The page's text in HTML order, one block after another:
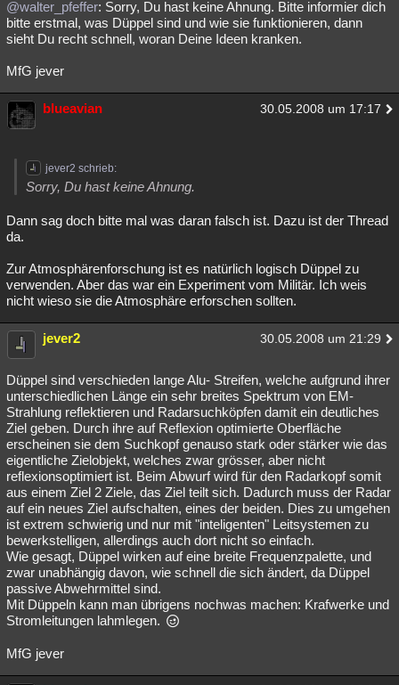
@walter_pfeffer: Sorry, Du hast keine Ahnung. Bitte informier dich
bitte erstmal, was Düppel sind und wie sie funktionieren, dann
sieht Du recht schnell, woran Deine Ideen kranken.
MfG jever
blueavian 30.05.2008 um 17:17
jever2 schrieb:
Sorry, Du hast keine Ahnung.
Dann sag doch bitte mal was daran falsch ist. Dazu ist der Thread
da.
Zur Atmosphärenforschung ist es natürlich logisch Düppel zu
verwenden. Aber das war ein Experiment vom Militär. Ich weis
nicht wieso sie die Atmosphäre erforschen sollten.
jever2 30.05.2008 um 21:29
Düppel sind verschieden lange Alu- Streifen, welche aufgrund ihrer
unterschiedlichen Länge ein sehr breites Spektrum von EM-
Strahlung reflektieren und Radarsuchköpfen damit ein deutliches
Ziel geben. Durch ihre auf Reflexion optimierte Oberfläche
erscheinen sie dem Suchkopf genauso stark oder stärker wie das
eigentliche Zielobjekt, welches zwar grösser, aber nicht
reflexionsoptimiert ist. Beim Abwurf wird für den Radarkopf somit
aus einem Ziel 2 Ziele, das Ziel teilt sich. Dadurch muss der Radar
auf ein neues Ziel aufschalten, eines der beiden. Dies zu umgehen
ist extrem schwierig und nur mit "inteligenten" Leitsystemen zu
bewerkstelligen, allerdings auch dort nicht so einfach.
Wie gesagt, Düppel wirken auf eine breite Frequenzpalette, und
zwar unabhängig davon, wie schnell die sich ändert, da Düppel
passive Abwehrmittel sind.
Mit Düppeln kann man übrigens nochwas machen: Krafwerke und
Stromleitungen lahmlegen.
MfG jever